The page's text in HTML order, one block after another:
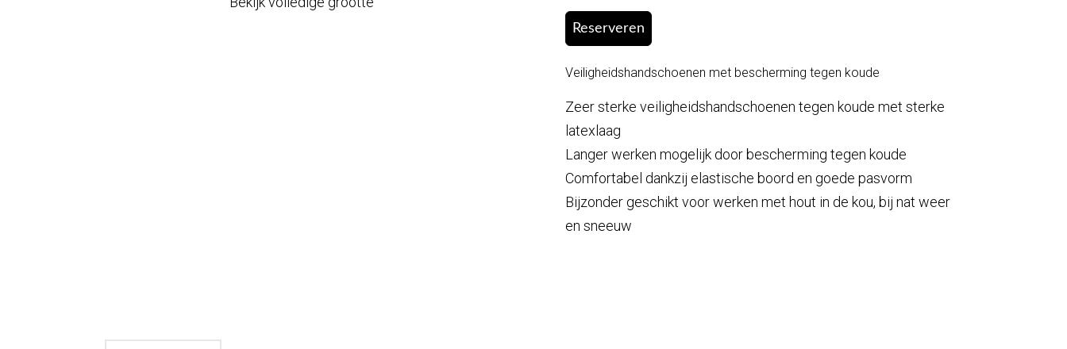
Reserveren
Veiligheidshandschoenen met bescherming tegen koude
Zeer sterke veiligheidshandschoenen tegen koude met sterke
latexlaag
Langer werken mogelijk door bescherming tegen koude
Comfortabel dankzij elastische boord en goede pasvorm
Bijzonder geschikt voor werken met hout in de kou, bij nat weer
en sneeuw